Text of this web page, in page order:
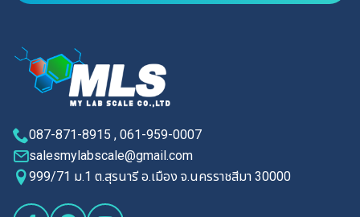
087-871-8915 , 061-959-0007
salesmylabscale@gmail.com
999/71 ม.1 ต.สุรนารี อ.เมือง จ.นครราชสีมา 30000